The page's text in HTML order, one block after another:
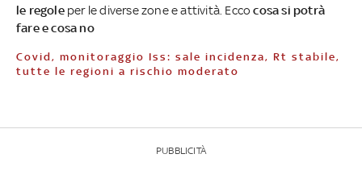
le regoleper le diverse zone e attività. Eccocosa si potrà
fare e cosa no
Covid, monitoraggio Iss: sale incidenza, Rt stabile,
tutte le regioni a rischio moderato
PUBBLICITÀ